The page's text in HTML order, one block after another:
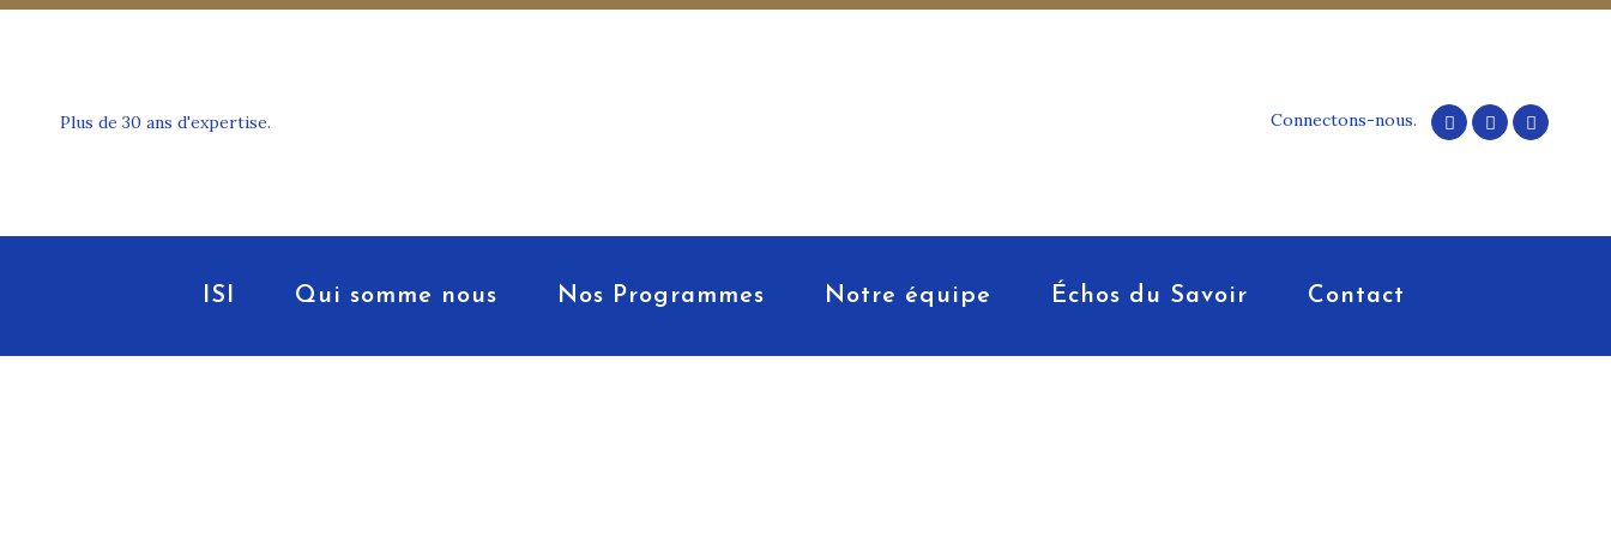
Plus de 30 ans d'expertise. Connectons-nous.
ISI Qui somme nous Nos Programmes Notre équipe Échos du Savoir Contact